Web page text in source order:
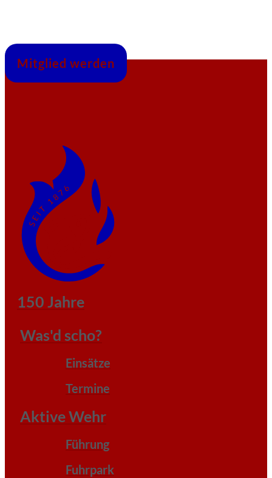
Mitglied werden
150 Jahre
Was'd scho?
Einsätze
Termine
Aktive Wehr
Führung
Fuhrpark